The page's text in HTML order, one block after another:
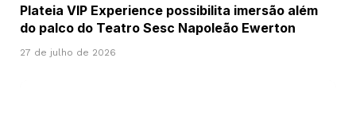
Plateia VIP Experience possibilita imersão além
do palco do Teatro Sesc Napoleão Ewerton
27 de julho de 2026